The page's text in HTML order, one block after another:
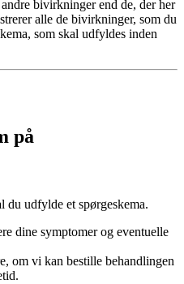
bivirkninger end de, der her
alle de bivirkninger, som du
som skal udfyldes inden
på
du udfylde et spørgeskema.
dine symptomer og eventuelle
om vi kan bestille behandlingen